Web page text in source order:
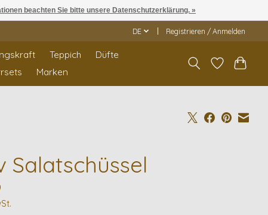
DE Registrieren / Anmelden
Teppich
Düfte
Marken
Salatschüssel
beachten Sie bitte unsere Datenschutzerklärung. »